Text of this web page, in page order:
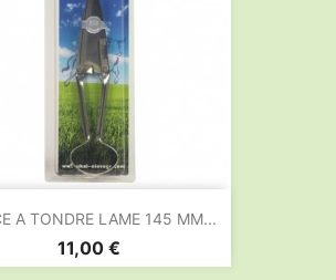
A TONDRE LAME 145 MM...
Prix
11,00 €